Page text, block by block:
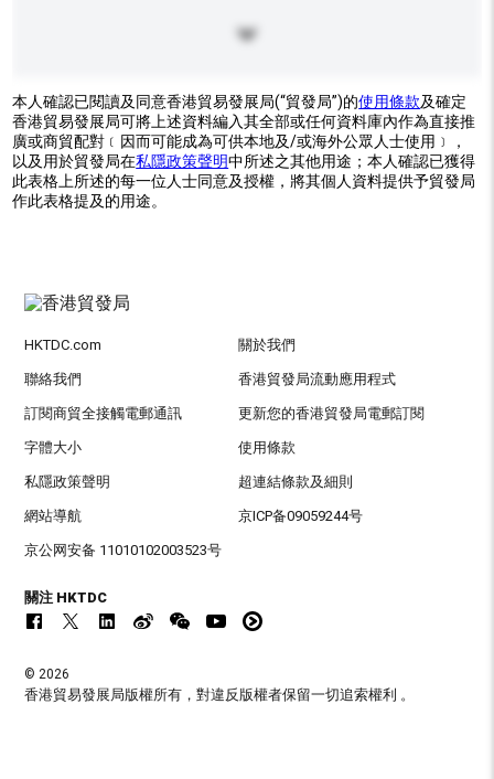
本人確認已閱讀及同意香港貿易發展局(“貿發局”)的使用條款及確定
香港貿易發展局可將上述資料編入其全部或任何資料庫內作為直接推
廣或商貿配對﹝因而可能成為可供本地及/或海外公眾人士使用﹞，
以及用於貿發局在私隱政策聲明中所述之其他用途；本人確認已獲得
此表格上所述的每一位人士同意及授權，將其個人資料提供予貿發局
作此表格提及的用途。
HKTDC.com 關於我們
聯絡我們 香港貿發局流動應用程式
訂閱商貿全接觸電郵通訊 更新您的香港貿發局電郵訂閱
字體大小 使用條款
私隱政策聲明 超連結條款及細則
網站導航 京ICP备09059244号
京公网安备 11010102003523号
關注 HKTDC
© 2026
香港貿易發展局版權所有，對違反版權者保留一切追索權利 。